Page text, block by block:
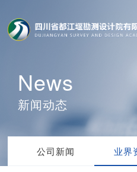
News
新闻动态
公司新闻 业界